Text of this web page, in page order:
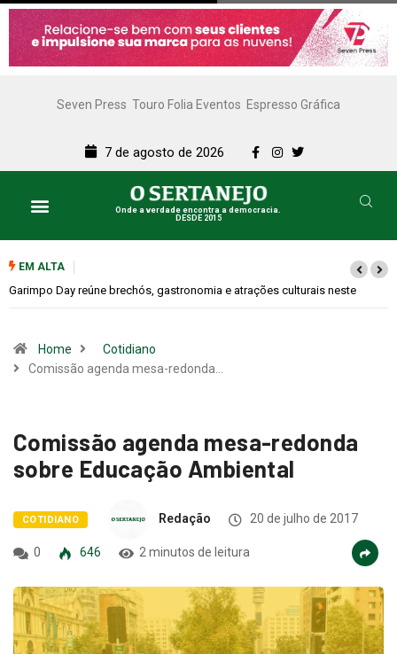
Seven Press Touro Folia Eventos Espresso Gráfica
7 de agosto de 2026
Onde a verdade encontra a democracia.
DESDE 2015
EM ALTA
Bugonia transforma paranoia e conspiração em um suspense
Home
Cotidiano
Comissão agenda mesa-redonda…
Comissão agenda mesa-redonda
sobre Educação Ambiental
COTIDIANO Redação 20 de julho de 2017
0 646 2 minutos de leitura